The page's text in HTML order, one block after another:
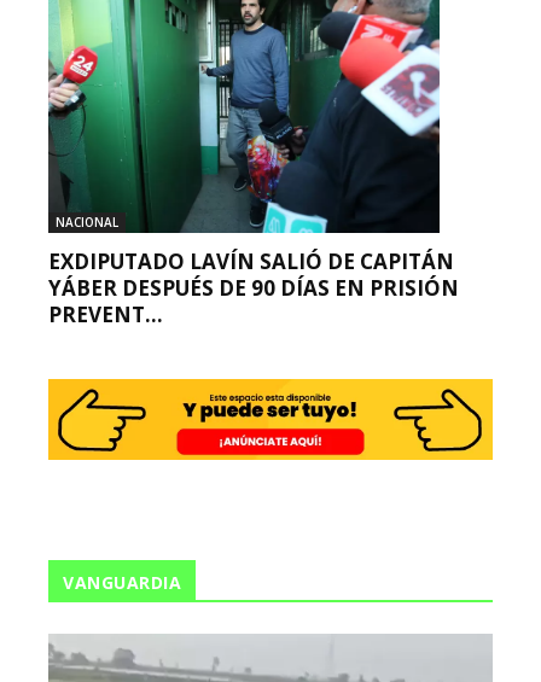
NACIONAL
EXDIPUTADO LAVÍN SALIÓ DE CAPITÁN
YÁBER DESPUÉS DE 90 DÍAS EN PRISIÓN
PREVENT...
VANGUARDIA